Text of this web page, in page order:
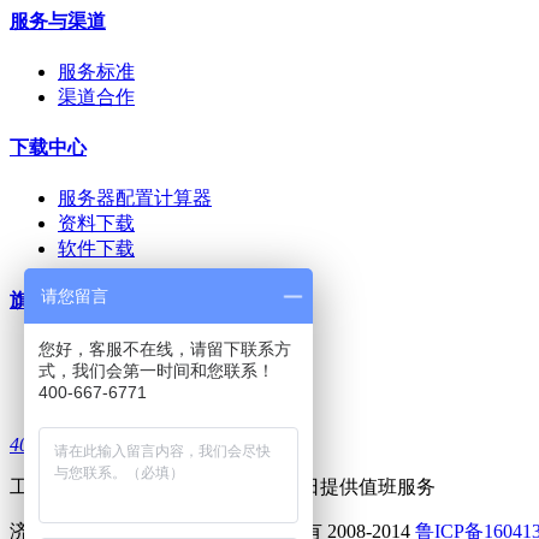
服务与渠道
服务标准
渠道合作
下载中心
服务器配置计算器
资料下载
软件下载
旗下网站
dsm知识库
上邦-三品PLM
上邦技术社区
4006676771
工作日 8:30--17:30 周六及部分节假日提供值班服务
济南上邦电子科技有限公司 版权所有 2008-2014 鲁ICP备
请您留言
您好，客服不在线，请留下联系方
式，我们会第一时间和您联系！
400-667-6771